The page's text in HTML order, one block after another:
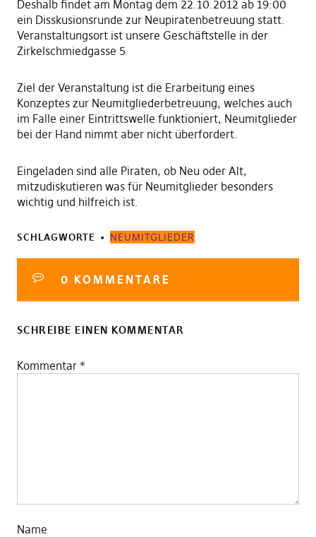
Deshalb findet am Montag dem 22.10.2012 ab 19:00
ein Disskusionsrunde zur Neupiratenbetreuung statt.
Veranstaltungsort ist unsere Geschäftstelle in der
Zirkelschmiedgasse 5.
Ziel der Veranstaltung ist die Erarbeitung eines
Konzeptes zur Neumitgliederbetreuung, welches auch
im Falle einer Eintrittswelle funktioniert, Neumitglieder
bei der Hand nimmt aber nicht überfordert.
Eingeladen sind alle Piraten, ob Neu oder Alt,
mitzudiskutieren was für Neumitglieder besonders
wichtig und hilfreich ist.
SCHLAGWORTE NEUMITGLIEDER
0 KOMMENTARE
SCHREIBE EINEN KOMMENTAR
Kommentar *
Name